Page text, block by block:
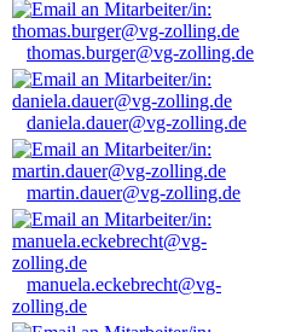
thomas.burger@vg-zolling.de
daniela.dauer@vg-zolling.de
martin.dauer@vg-zolling.de
manuela.eckebrecht@vg-
zolling.de